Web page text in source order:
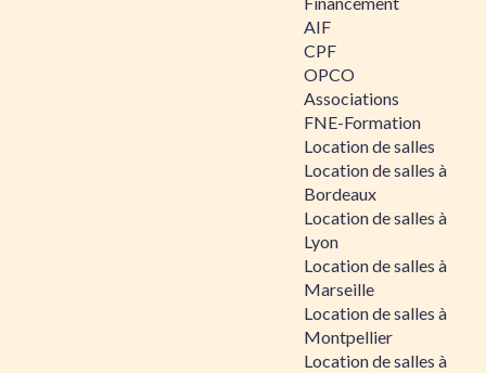
AIF
CPF
OPCO
Associations
FNE-Formation
Location de salles
Location de salles à
Bordeaux
Location de salles à
Lyon
Location de salles à
Marseille
Location de salles à
Montpellier
Location de salles à